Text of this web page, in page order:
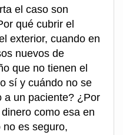
el caso son
qué cubrir el
exterior, cuando en
nuevos de
que no tienen el
sí y cuándo no se
a un paciente? ¿Por
como esa en
es seguro,